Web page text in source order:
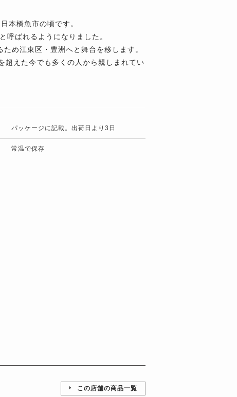
本橋魚市の頃です。
呼ばれるようになりました。
め江東区・豊洲へと舞台を移します。
超えた今でも多くの人から親しまれてい
パッケージに記載。出荷日より3日
常温で保存
この店舗の商品一覧